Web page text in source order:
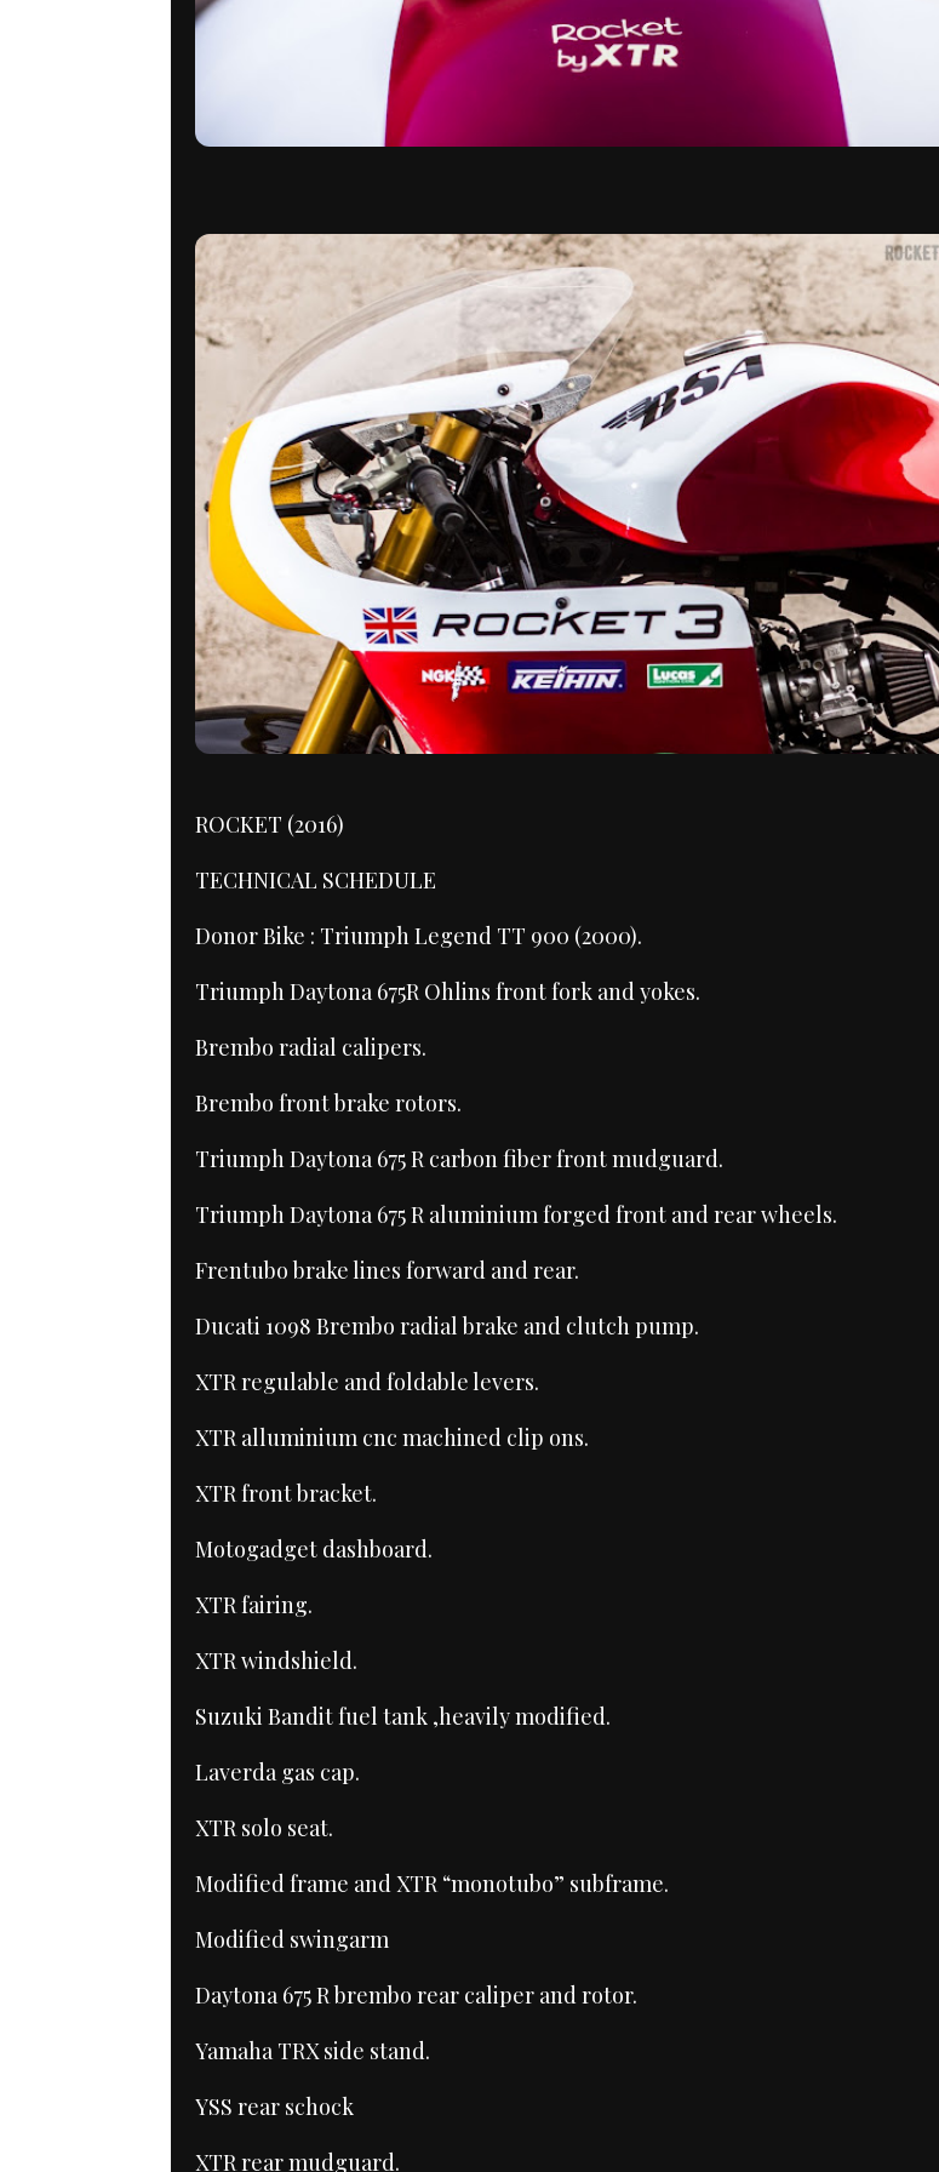
ROCKET (2016)
TECHNICAL SCHEDULE
Donor Bike : Triumph Legend TT 900 (2000).
Triumph Daytona 675R Ohlins front fork and yokes.
Brembo radial calipers.
Brembo front brake rotors.
Triumph Daytona 675 R carbon fiber front mudguard.
Triumph Daytona 675 R aluminium forged front and rear wheels.
Frentubo brake lines forward and rear.
Ducati 1098 Brembo radial brake and clutch pump.
XTR regulable and foldable levers.
XTR alluminium cnc machined clip ons.
XTR front bracket.
Motogadget dashboard.
XTR fairing.
XTR windshield.
Suzuki Bandit fuel tank ,heavily modified.
Laverda gas cap.
XTR solo seat.
Modified frame and XTR “monotubo” subframe.
Modified swingarm
Daytona 675 R brembo rear caliper and rotor.
Yamaha TRX side stand.
YSS rear schock
XTR rear mudguard.